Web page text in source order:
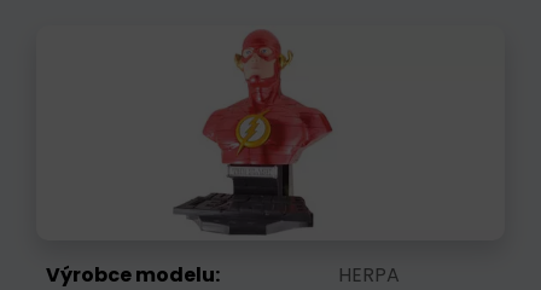
Výrobce modelu:
HERPA